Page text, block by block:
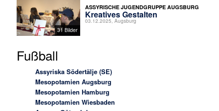
31 Bilder
ASSYRISCHE JUGENDGRUPPE AUGSBURG
Kreatives Gestalten
03.12.2025, Augsburg
Fußball
Assyriska Södertälje (SE)
Mesopotamien Augsburg
Mesopotamien Hamburg
Mesopotamien Wiesbaden